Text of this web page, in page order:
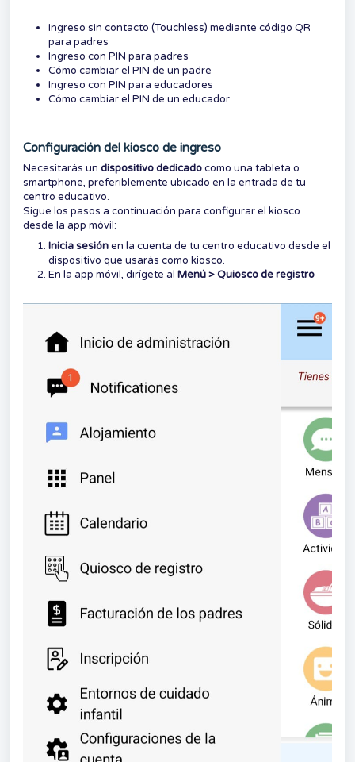
Ingreso sin contacto (Touchless) mediante código QR
para padres
Ingreso con PIN para padres
Cómo cambiar el PIN de un padre
Ingreso con PIN para educadores
Cómo cambiar el PIN de un educador
Configuración del kiosco de ingreso
Necesitarás un dispositivo dedicadocomo una tableta o
smartphone, preferiblemente ubicado en la entrada de tu
centro educativo.
Sigue los pasos a continuación para configurar el kiosco
desde la app móvil:
Inicia sesiónen la cuenta de tu centro educativo desde el
dispositivo que usarás como kiosco.
En la app móvil, dirígete al Menú > Quiosco de registro